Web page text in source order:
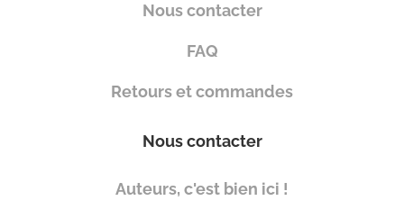
Nous contacter
FAQ
Retours et commandes
Nous contacter
Auteurs, c'est bien ici !